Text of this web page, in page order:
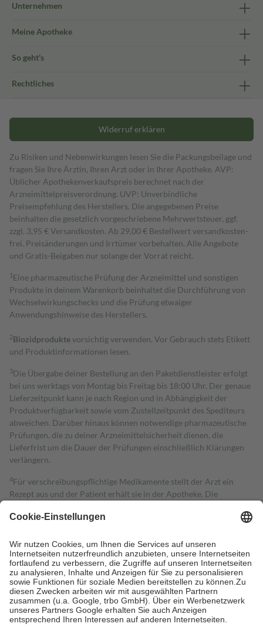
Unternehmen
Meine Apotheke
So geht's
Rechtliches
Widerruf erklären
Zu Risiken und Nebenwirkungen lesen Sie die Packungsbeilage und
fragen Sie Ihre Ärztin, Ihren Arzt oder in Ihrer Apotheke. AVP:
Üblicher Apothekenverkaufspreis berechnet nach der
Arzneimittelpreisverordnung. UVP: Unverbindliche
Preisempfehlung des Herstellers. Die angegebenen Preise
beinhalten die gesetzlich vorgeschriebene Mehrwertsteuer, ggf.
zzgl. 3,95 € Versandkosten. Ab 29,00 € Bestell­wert versand­kosten­
frei. Preisänderungen und Irrtümer vorbehalten. Alle Angebote
und Gratis-Beigaben nur solange der Vorrat reicht.
1 Eine pharmazeutische Prüfung der Arzneimittel und sonstigen
Produkte in deinem Warenkorb beinhaltet die Durchführung von
Wechselwirkungschecks und die Prüfung etwaiger
Anwendungshinweise des Herstellers.
2Biozidproduktevorsichtig verwenden. Vor Gebrauch stets Etikett
und Produktinformationen lesen.
3Die Übergabe deiner Bestellung an den Paketdienstleister erfolgt
bei uns werktags von Montag bis Freitag bis 18:00 Uhr. Der genaue
Lieferzeitpunkt kann je nach Region und in Abhängigkeit der
Produktverfügbarkeit sowie vom Zustellzeitpunkt des Spediteurs
abweichen. Darüber hinaus können notwendige pharmazeutische
Prüfungen, die zu deiner Arzneimittelsicherheit dienen, die
Lieferfrist um die Dauer der Prüfungen einschließlich Klärungen
verlängern.
4Für verschreibungspflichtige Medikamente stellt der Arzt ein
Rezept aus und der Patient erhält sie in der Apotheke. Die
Kosten dafür, der Versicherte trägt einen Teil davon als Zuzahlung
Grundsätzlich leisten Mitglieder Zuzahlungen in Höhe von zehn
Prozent des Abgabepreises,mindestensjedochfünf Euround
höchstens zehn Euro.Es sind jedoch nie mehr als die tatsächlichen
Kosten der Leistung zu entrichten.
Diese Regeln gelten grundsätzlich auch für Online-Apotheken.
Bei Heilmitteln und häuslicher Krankenpflege beträgt die
Zuzahlung zehn Prozent der Kosten sowie zehn Euro je